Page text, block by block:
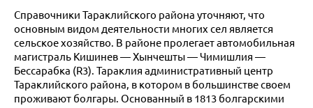
Справочники Тараклийского района уточняют, что
основным видом деятельности многих сел является
сельское хозяйство. В районе пролегает автомобильная
магистраль Кишинев — Хынчешты — Чимишлия —
Бессарабка (R3). Тараклия административный центр
Тараклийского района, в котором в большинстве своем
проживают болгары. Основанный в 1813 болгарскими